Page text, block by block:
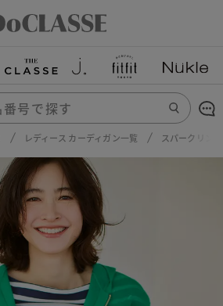
レディース カーディガン一覧 スパークリン